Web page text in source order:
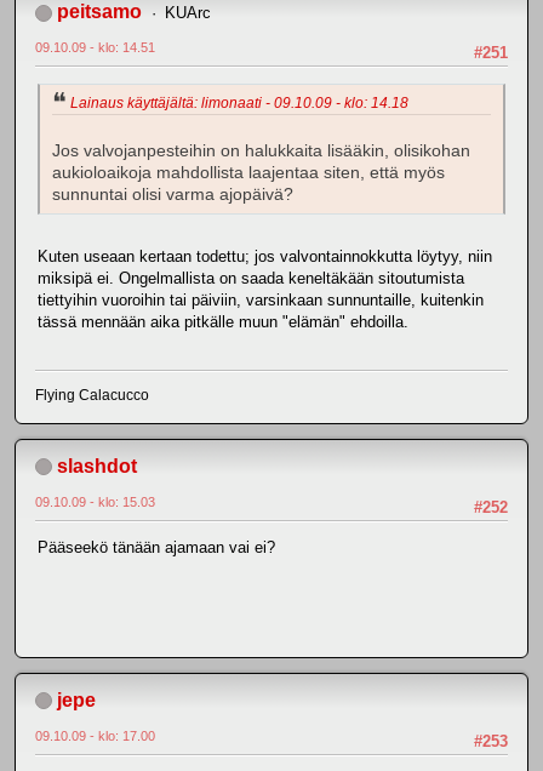
peitsamo KUArc
#251
09.10.09 - klo: 14.51
Lainaus käyttäjältä: limonaati - 09.10.09 - klo: 14.18
Jos valvojanpesteihin on halukkaita lisääkin, olisikohan
aukioloaikoja mahdollista laajentaa siten, että myös
sunnuntai olisi varma ajopäivä?
Kuten useaan kertaan todettu; jos valvontainnokkutta löytyy, niin
miksipä ei. Ongelmallista on saada keneltäkään sitoutumista
tiettyihin vuoroihin tai päiviin, varsinkaan sunnuntaille, kuitenkin
tässä mennään aika pitkälle muun "elämän" ehdoilla.
Flying Calacucco
slashdot
#252
09.10.09 - klo: 15.03
Pääseekö tänään ajamaan vai ei?
jepe
#253
09.10.09 - klo: 17.00